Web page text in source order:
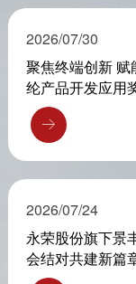
2026/07/30
聚焦终端创新
纶产品开发应用

2026/07/24
永荣股份旗下景
会结对共建新篇